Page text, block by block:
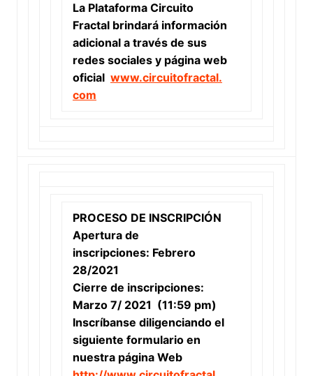
La Plataforma Circuito
Fractal brindará información
adicional a través de sus
redes sociales y página web
oficial www.circuitofractal.
com
PROCESO DE INSCRIPCIÓN
Apertura de
inscripciones: Febrero
28/2021
Cierre de inscripciones:
Marzo 7/ 2021 (11:59 pm)
Inscríbanse diligenciando el
siguiente formulario en
nuestra página Web